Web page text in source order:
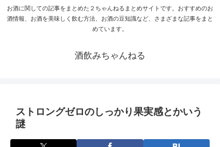
お酒に関しての記事をまとめた２ちゃんねるまとめサイトです。おすすめのお
酒情報、お酒を美味しく飲む方法、お酒の豆知識など、さまざまな記事をまと
めています。
酒飲みちゃんねる
ストロングゼロのしっかり果実感とかいう
謎